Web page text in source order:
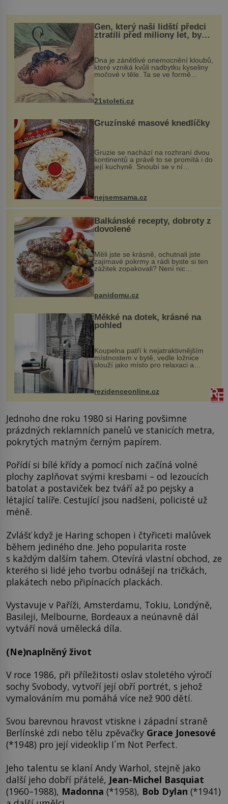
Gen, který naši lidští předci
ztratili před miliony let, by
mohl pomoci s léčbou
„nemoci králů“
Dna je zánětlivé onemocnění kloubů,
které vzniká kvůli nadbytku kyseliny
močové v těle. Ta se ve formě
nohou, a způsobuje bole...
21stoleti.cz
Gruzínské masové knedlíčky
Gruzie se nachází na rozhraní dvou
kontinentů a právě to se promítá i do
její kuchyně. Snoubí se v ní
evropské a asijské chutě a díky tomu
pokrmy, které rozhodně st...
nejsemsama.cz
Balkánské recepty, dobroty z
dovolené
Měli jste se krásně, ochutnali jste
zajímavé pokrmy a rádi byste si ten
zážitek zopakovali? Není nic
snazšího. Pljeskavica (10 porcí)
Možná jste ji ochutnali na dovolené v
panidomu.cz
Měkké na dotek, krásné na
pohled
Koupelna patří k nejatraktivnějším
místnostem v bytě, vedle ložnice
slouží jako místo pro relaxaci a
odpočinek. Koupelnový textil –
ručníky, osušky a koberečky –
mohou jako mávnutím kouzelného
proutku...
rezidenceonline.cz
Jednoho dne roku 1980 si Haring povšimne
prázdných reklamních panelů ve stanicích metra,
pokrytých matným černým papírem.
Pořídí si bílé křídy a pomocí nich začíná volné
plochy zaplňovat svými kresbami – od lezoucích
batolat a postaviček bez tváří až po pejsky a
létající talíře. Cestující jsou nadšeni, policisté už
méně.
Zvlášť když je Haring schopen i čtyřiceti malůvek
během jediného dne. Jeho popularita roste
s každým dalším tahem. Otevírá vlastní obchod, ze
kterého si lidé jeho tvorbu odnášejí na tričkách,
plakátech nebo připínacích plackách.
Vystavuje v Paříži, Amsterdamu, Tokiu, Londýně,
Basileji, Melbourne, Bordeaux a neúnavně dál
vytváří nová umělecká díla.
(Ne)naplněný život
V roce 1986, při příležitosti oslav stoletého výročí
sochy Svobody, vytvoří její obří portrét, s jehož
vymalováním mu pomáhá více než 900 dětí.
Svou barevnou hravost vtiskne i západní straně
Berlínské zdi nebo tělu zpěvačky Grace Jonesové
(*1948) pro její videoklip I´m Not Perfect.
Jeho talentu se klaní Andy Warhol, stejně jako
další jeho dobří přátelé, Jean-Michel Basquiat
(1960–1988), Madonna (*1958), Bob Dylan (*1941)